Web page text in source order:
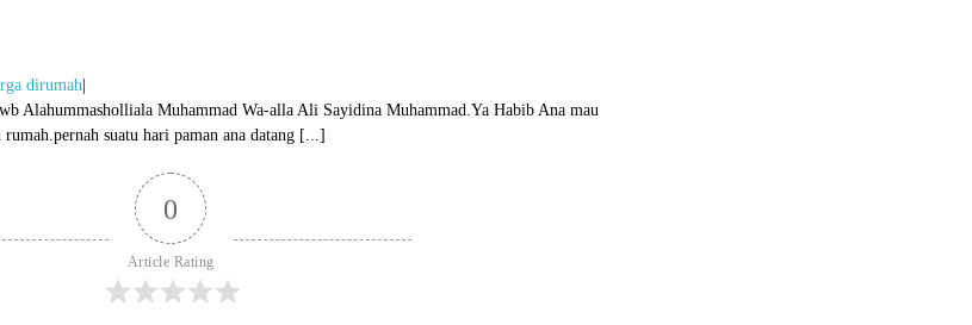
dirumah
Alahummasholliala Muhammad Wa-alla Ali Sayidina Muhammad.Ya Habib Ana mau
suatu hari paman ana datang [...]
0
Article Rating